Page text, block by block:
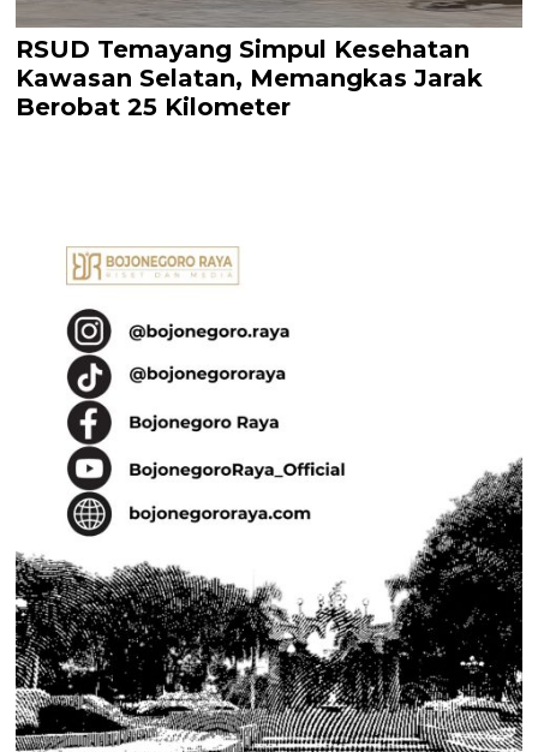
RSUD Temayang Simpul Kesehatan
Kawasan Selatan, Memangkas Jarak
Berobat 25 Kilometer